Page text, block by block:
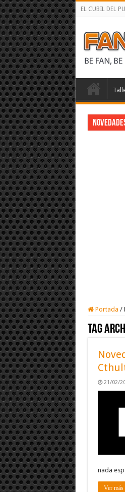
EL CUBIL DEL
Portada /
Tag
21/02/
nada
Ver más